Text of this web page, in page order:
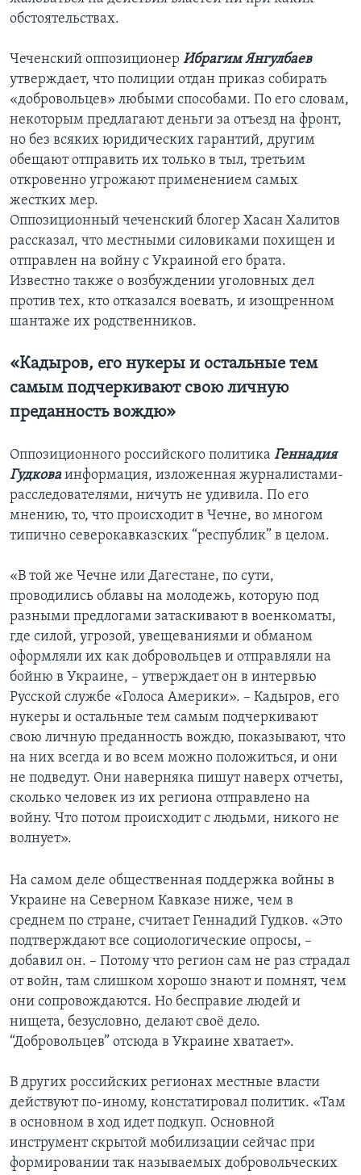
обстоятельствах.
Чеченский оппозиционер Ибрагим Янгулбаев
утверждает, что полиции отдан приказ собирать
«добровольцев» любыми способами. По его словам,
некоторым предлагают деньги за отъезд на фронт,
но без всяких юридических гарантий, другим
обещают отправить их только в тыл, третьим
откровенно угрожают применением самых
жестких мер.
Оппозиционный чеченский блогер Хасан Халитов
рассказал, что местными силовиками похищен и
отправлен на войну с Украиной его брата.
Известно также о возбуждении уголовных дел
против тех, кто отказался воевать, и изощренном
шантаже их родственников.
«Кадыров, его нукеры и остальные тем
самым подчеркивают свою личную
преданность вождю»
Оппозиционного российского политика Геннадия
Гудковаинформация, изложенная журналистами-
расследователями, ничуть не удивила. По его
мнению, то, что происходит в Чечне, во многом
типично северокавказских “республик” в целом.
«В той же Чечне или Дагестане, по сути,
проводились облавы на молодежь, которую под
разными предлогами затаскивают в военкоматы,
где силой, угрозой, увещеваниями и обманом
оформляли их как добровольцев и отправляли на
бойню в Украине, – утверждает он в интервью
Русской службе «Голоса Америки». – Кадыров, его
нукеры и остальные тем самым подчеркивают
свою личную преданность вождю, показывают, что
на них всегда и во всем можно положиться, и они
не подведут. Они наверняка пишут наверх отчеты,
сколько человек из их региона отправлено на
войну. Что потом происходит с людьми, никого не
волнует».
На самом деле общественная поддержка войны в
Украине на Северном Кавказе ниже, чем в
среднем по стране, считает Геннадий Гудков. «Это
подтверждают все социологические опросы, –
добавил он. – Потому что регион сам не раз страдал
от войн, там слишком хорошо знают и помнят, чем
они сопровождаются. Но бесправие людей и
нищета, безусловно, делают своё дело.
“Добровольцев” отсюда в Украине хватает».
В других российских регионах местные власти
действуют по-иному, констатировал политик. «Там
в основном в ход идет подкуп. Основной
инструмент скрытой мобилизации сейчас при
формировании так называемых добровольческих